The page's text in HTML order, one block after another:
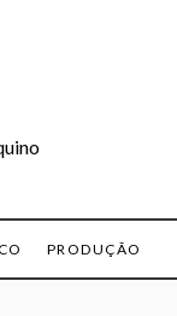
PRODUÇÃO